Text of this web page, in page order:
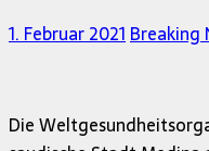
1. Februar 2021Breaking
Die